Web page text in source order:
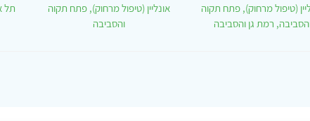
(טיפול מרחוק), פתח תקוה
רמת גן והסביבה
אונליין (טיפול מרחוק), פתח תקוה
והסביבה
תל